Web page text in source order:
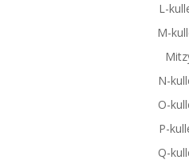
L-
M-
N-
O-
P-
Q-